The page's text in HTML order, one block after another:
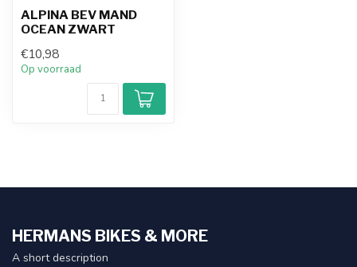
ALPINA BEV MAND
OCEAN ZWART
€10,98
Op voorraad
HERMANS BIKES & MORE
A short description